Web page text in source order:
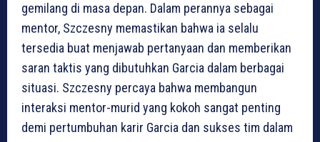
gemilang di masa depan. Dalam perannya sebagai
mentor, Szczesny memastikan bahwa ia selalu
tersedia buat menjawab pertanyaan dan memberikan
saran taktis yang dibutuhkan Garcia dalam berbagai
situasi. Szczesny percaya bahwa membangun
interaksi mentor-murid yang kokoh sangat penting
demi pertumbuhan karir Garcia dan sukses tim dalam